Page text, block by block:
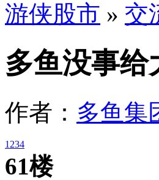
游侠股市 » 交
多鱼没事给
作者： 多鱼集
1 234
61楼